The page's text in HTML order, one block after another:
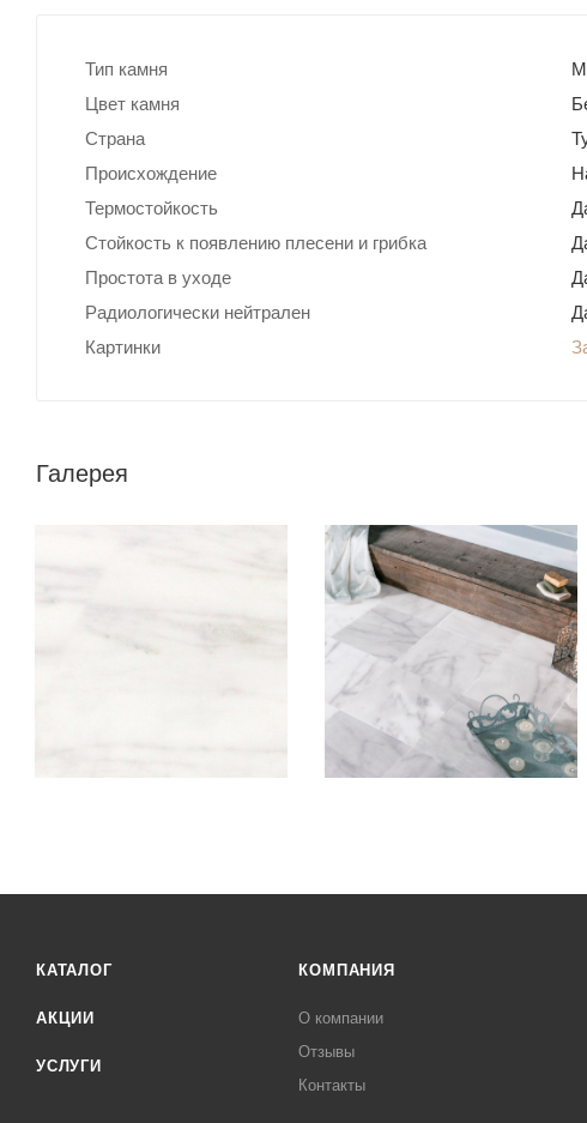
Тип камня
Цвет камня
Страна
Происхождение
Термостойкость
Стойкость к появлению плесени и грибка
Простота в уходе
Радиологически нейтрален
Картинки
Галерея
КАТАЛОГ
АКЦИИ
УСЛУГИ
КОМПАНИЯ
О компании
Отзывы
Контакты